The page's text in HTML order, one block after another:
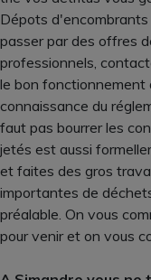
Dépots d'encombrants
passer par des offres
professionnels,
le bon fonctionnement
connaissance du
faut pas bourrer les
jetés est aussi
et faites des gros
importantes de
préalable. On vous
pour venir et on vous